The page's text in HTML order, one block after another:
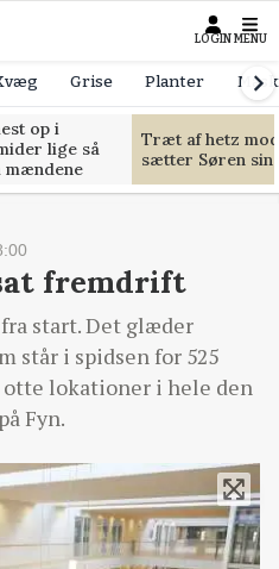
LOGIN MENU
Grise Planter
op i
lige så
mændene
Træt af hetz
sætter Søren
fremdrift
start. Det glæder
står i spidsen for 525
lokationer i hele den
Fyn.